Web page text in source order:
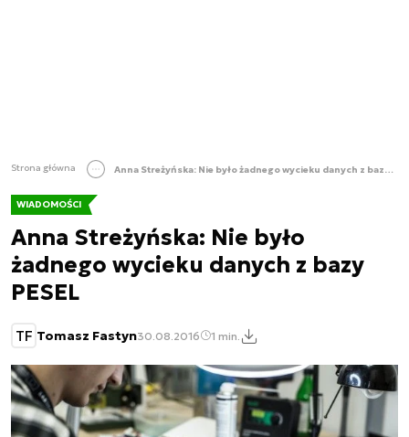
Strona główna Anna Streżyńska: Nie było żadnego wycieku danych z bazy PESEL
WIADOMOŚCI
Anna Streżyńska: Nie było
żadnego wycieku danych z bazy
PESEL
TF Tomasz Fastyn30.08.2016 1 min.